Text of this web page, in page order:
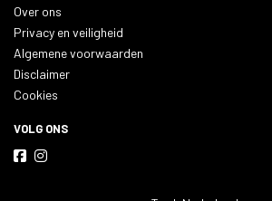
Over ons
Privacy en veiligheid
Algemene voorwaarden
Disclaimer
Cookies
VOLG ONS